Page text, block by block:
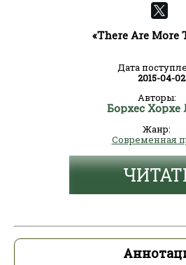
«There Are More
Дата
2015-04-02
Авторы:
Борхес Хорхе
Жанр:
Современная